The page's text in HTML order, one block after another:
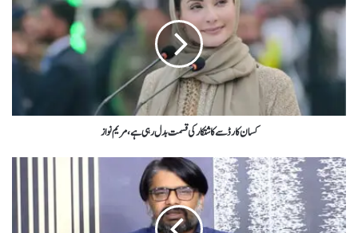
کسان کارڈ سےکاشتکار کی قسمت بدل رہی ہے،مریم نواز